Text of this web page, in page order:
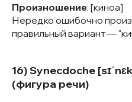
Произношение: [киноа]
Нередко ошибочно
правильный вариант —
16) Synecdoche
(фигура речи)